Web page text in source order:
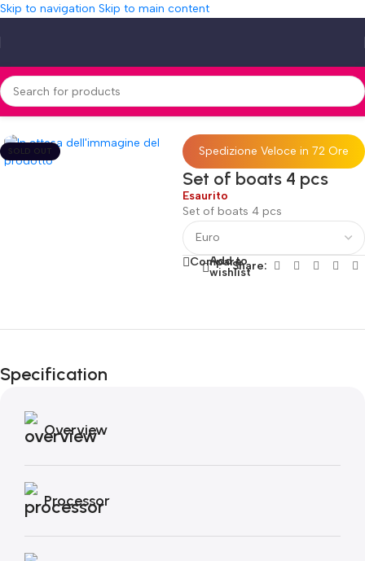
Skip to navigation Skip to main content
Home»Shop»Set of boats 4 pcs
SOLD OUT Spedizione Veloce in 72 Ore
Set of boats 4 pcs
Esaurito
Set of boats 4 pcs
Compare
Add to
wishlistShare:
Fino al 12 Ottobre...
Autunno!
Specification
Overview
Processor